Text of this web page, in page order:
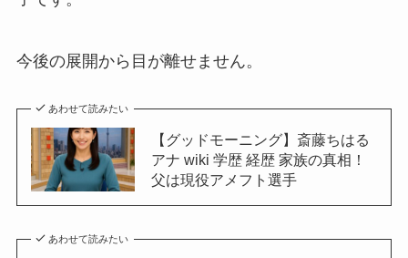
今後の展開から目が離せません。
あわせて読みたい
【グッドモーニング】斎藤ちはる
アナ wiki 学歴 経歴 家族の真相！
父は現役アメフト選手
あわせて読みたい